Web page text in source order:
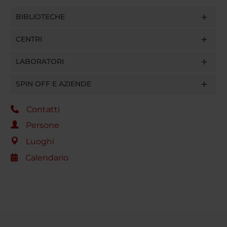
BIBLIOTECHE
CENTRI
LABORATORI
SPIN OFF E AZIENDE
Contatti
Persone
Luoghi
Calendario